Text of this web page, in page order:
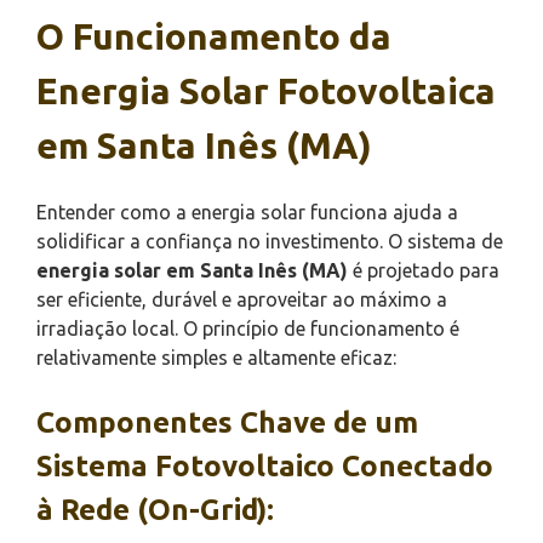
O Funcionamento da
Energia Solar Fotovoltaica
em Santa Inês (MA)
Entender como a energia solar funciona ajuda a
solidificar a confiança no investimento. O sistema de
energia solar em Santa Inês (MA) é projetado para
ser eficiente, durável e aproveitar ao máximo a
irradiação local. O princípio de funcionamento é
relativamente simples e altamente eficaz:
Componentes Chave de um
Sistema Fotovoltaico Conectado
à Rede (On-Grid):